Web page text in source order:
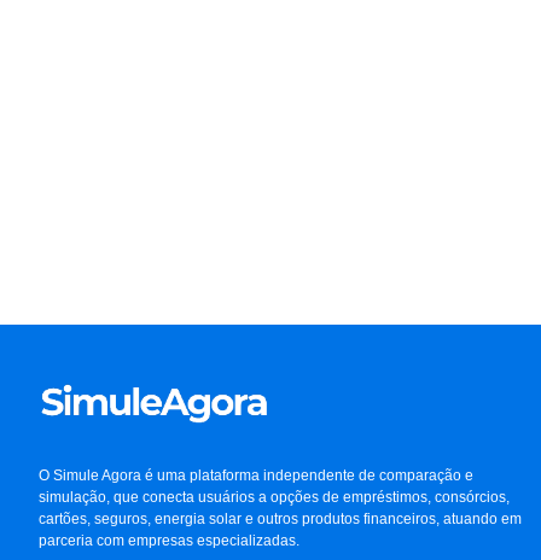
O Simule Agora é uma plataforma independente de comparação e
simulação, que conecta usuários a opções de empréstimos, consórcios,
cartões, seguros, energia solar e outros produtos financeiros, atuando em
parceria com empresas especializadas.